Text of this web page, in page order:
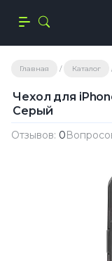
Главная Каталог
Чехол для
Серый
Отзывов: 0